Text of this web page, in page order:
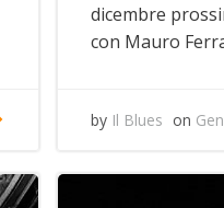
dicembre
con Mauro
by Il Blues on